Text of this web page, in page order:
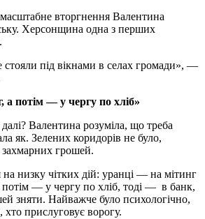
вторгнення Валентина
Херсонщина одна з перших
під вікнами в селах громади», —
а потім — у чергу по хліб»
Валентина розуміла, що треба
як. Зелених коридорів не було,
грошей.
низку чітких дій: уранці — на мітинг
потім — у чергу по хліб, тоді — в банк,
зняти. Найважче було психологічно,
прислуговує ворогу.